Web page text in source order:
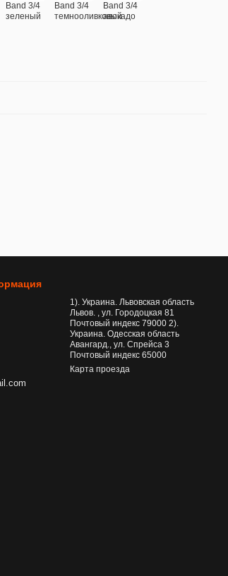
1). Украина. Львовская область
Львов. , ул. Городоцкая 81
Почтовый индекс 79000 2).
Украина. Одесская область
Авангард., ул. Спрейса 3
Почтовый индекс 65000
Карта проезда